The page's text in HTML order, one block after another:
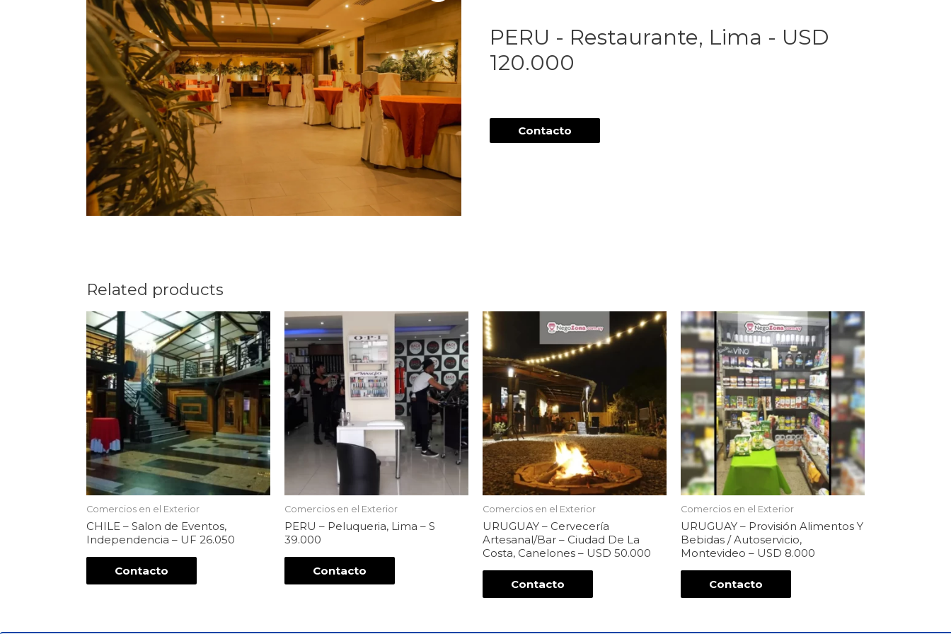
PERU - Restaurante, Lima - USD
120.000
Contacto
Related products
Comercios en el Exterior
CHILE – Salon de Eventos,
Independencia – UF 26.050
Contacto
Comercios en el Exterior
PERU – Peluqueria, Lima – S
39.000
Contacto
Comercios en el Exterior
URUGUAY – Cervecería
Artesanal/Bar – Ciudad De La
Costa, Canelones – USD 50.000
Contacto
Comercios en el Exterior
URUGUAY – Provisión Alimentos Y
Bebidas / Autoservicio,
Montevideo – USD 8.000
Contacto